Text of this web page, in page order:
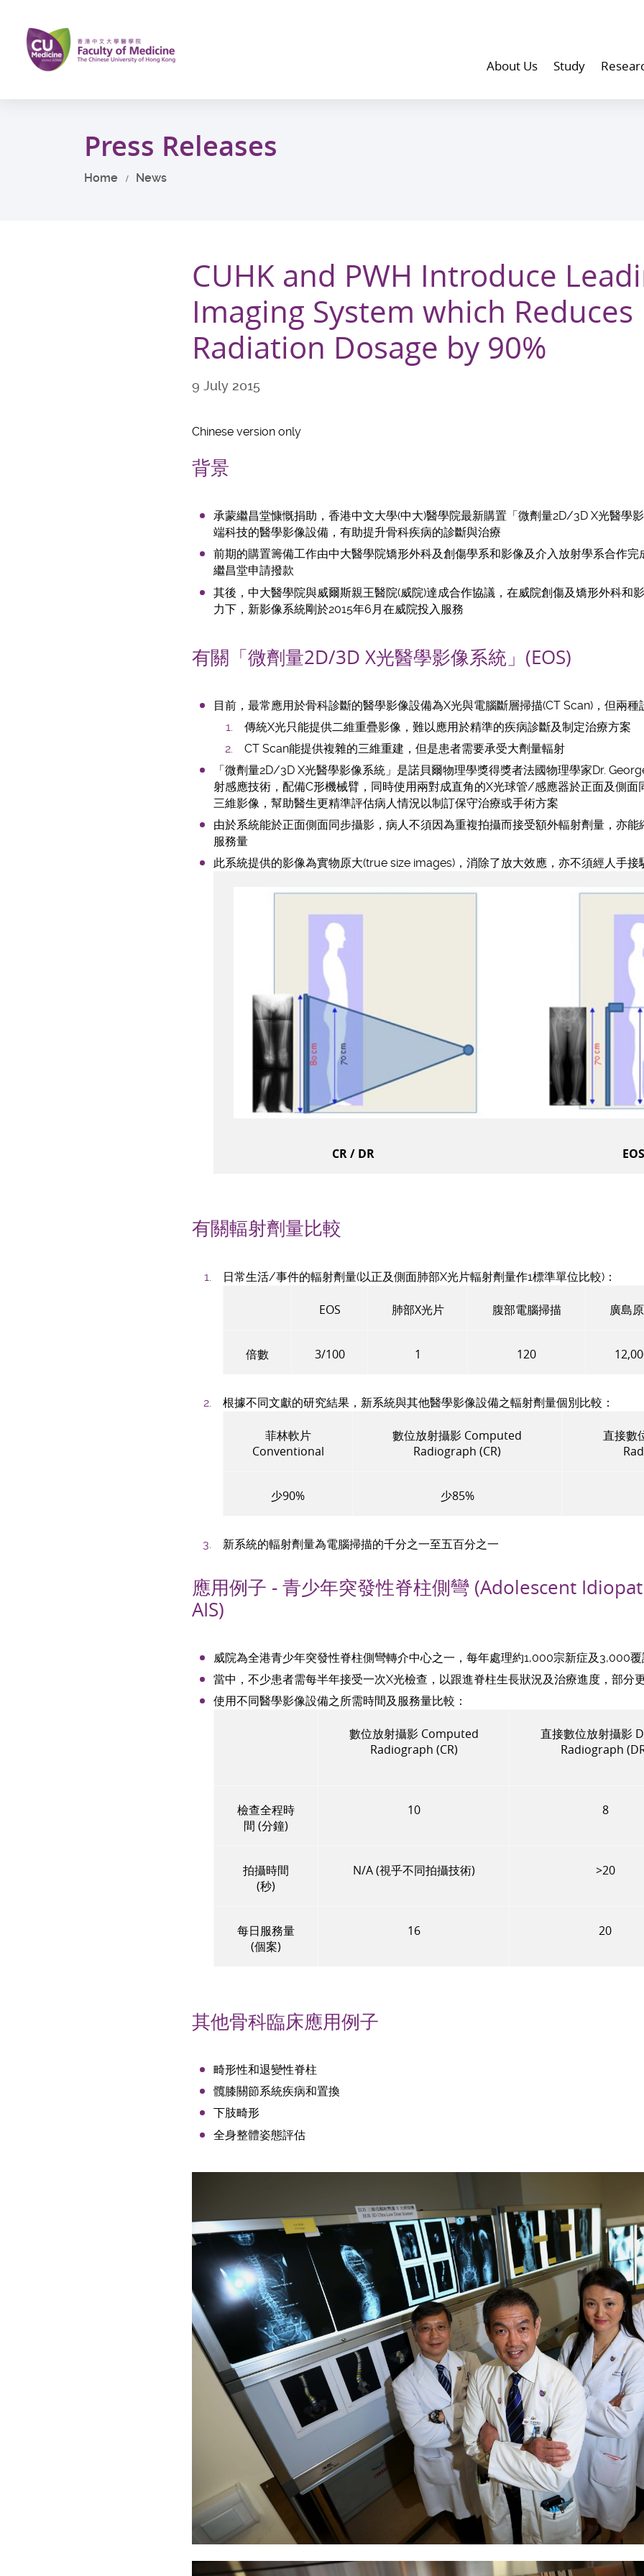
main
content
About Us Study
Press Releases
Home News
CUHK and PWH Introduce
Imaging System which Reduces
Radiation Dosage by 90%
9 July 2015
Chinese version only
背景
承蒙繼昌堂慷慨捐助，香港中文大學(中大)醫學院最新購置「微劑量2D/3D X光醫學
端科技的醫學影像設備，有助提升骨科疾病的診斷與治療
前期的購置籌備工作由中大醫學院矯形外科及創傷學系和影像及介入放射學系合作完
繼昌堂申請撥款
其後，中大醫學院與威爾斯親王醫院(威院)達成合作協議，在威院創傷及矯形外科和
力下，新影像系統剛於2015年6月在威院投入服務
有關「微劑量2D/3D X光醫學影像系統」(EOS)
目前，最常應用於骨科診斷的醫學影像設備為X光與電腦斷層掃描(CT Scan)，但兩
傳統X光只能提供二維重疊影像，難以應用於精準的疾病診斷及制定治療方案
CT Scan能提供複雜的三維重建，但是患者需要承受大劑量輻射
「微劑量2D/3D X光醫學影像系統」是諾貝爾物理學獎得獎者法國物理學家Dr.
射感應技術，配備C形機械臂，同時使用兩對成直角的X光球管/感應器於正面及側面
三維影像，幫助醫生更精準評估病人情況以制訂保守治療或手術方案
由於系統能於正面側面同步攝影，病人不須因為重複拍攝而接受額外輻射劑量，亦
服務量
此系統提供的影像為實物原大(true size images)，消除了放大效應，亦不須經人手接
CR / DR EOS
有關輻射劑量比較
日常生活/事件的輻射劑量(以正及側面肺部X光片輻射劑量作1標準單位比較)：
EOS 肺部X光片 腹部電腦掃描 廣島
倍數 3/100 1 120
根據不同文獻的研究結果，新系統與其他醫學影像設備之輻射劑量個別比較：
菲林軟片
Conventional
數位放射攝影 Computed
Radiograph (CR)
直接數
少90% 少85%
新系統的輻射劑量為電腦掃描的千分之一至五百分之一
應用例子 - 青少年突發性脊柱側彎 (Adolescent
AIS)
威院為全港青少年突發性脊柱側彎轉介中心之一，每年處理約1,000宗新症及3,000
當中，不少患者需每半年接受一次X光檢查，以跟進脊柱生長狀況及治療進度，部分
使用不同醫學影像設備之所需時間及服務量比較：
數位放射攝影 Computed
Radiograph (CR)
直接數位放射攝影
Radiograph
檢查全程時
間 (分鐘)
10 8
拍攝時間
(秒)
N/A (視乎不同拍攝技術) >20
每日服務量
(個案)
16 20
其他骨科臨床應用例子
畸形性和退變性脊柱
髖膝關節系統疾病和置換
下肢畸形
全身整體姿態評估